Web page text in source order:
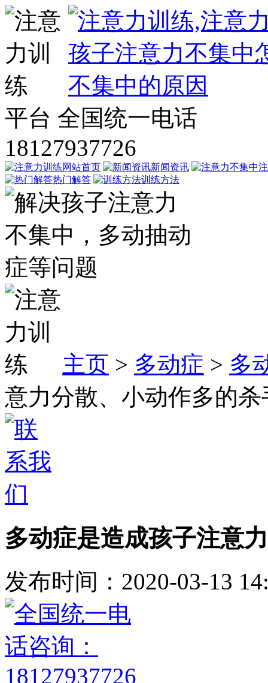
平台 全国统一电话
18127937726
网站首页 新闻资讯
热门解答
训练方法
主页 > 多动症 > 多
意力分散、小动作多的杀
多动症是造成孩子注意
发布时间：2020-03-13